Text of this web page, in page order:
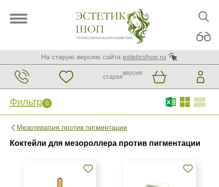
На старую версию сайта esteticshop.ru
старая
версия
Фильтр 0
Мезотерапия против пигментации
Коктейли для мезороллера против пигментации
Фильтр 0